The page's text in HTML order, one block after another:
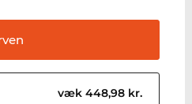
væk 448,98 kr.